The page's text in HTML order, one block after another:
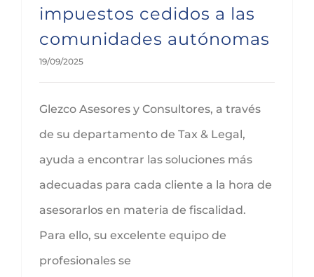
impuestos cedidos a las
comunidades autónomas
19/09/2025
Glezco Asesores y Consultores, a través
de su departamento de Tax & Legal,
ayuda a encontrar las soluciones más
adecuadas para cada cliente a la hora de
asesorarlos en materia de fiscalidad.
Para ello, su excelente equipo de
profesionales se